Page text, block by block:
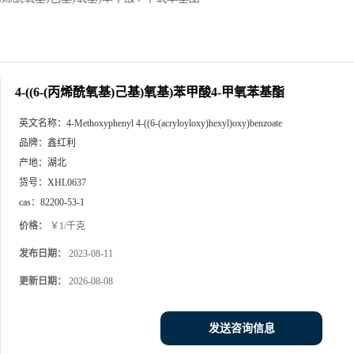
4-((6-(丙烯酰氧基)己基)氧基)苯甲酸4-甲氧苯基酯
英文名称： 4-Methoxyphenyl 4-((6-(acryloyloxy)hexyl)oxy)benzoate
品牌： 鑫红利
产地： 湖北
货号： XHL0637
cas： 82200-53-1
价格： ￥1/千克
发布日期： 2023-08-11
更新日期： 2026-08-08
发送咨询信息